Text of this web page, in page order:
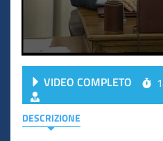
VIDEO COMPLETO
DESCRIZIONE